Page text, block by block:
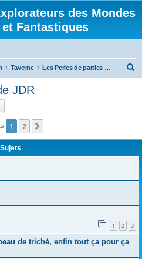
des Mondes
Fantastiques
Taverne Les Perles de parties de JDR
e
JDR
1 2
Sujets
1 2 3
de triché, enfin tout ça pour ça